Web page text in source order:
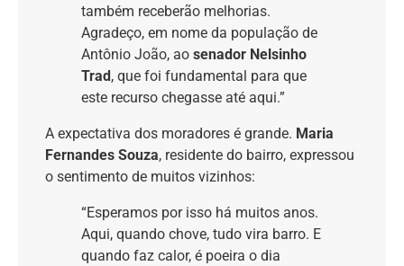
também receberão melhorias.
Agradeço, em nome da população de
Antônio João, ao senador Nelsinho
Trad , que foi fundamental para que
este recurso chegasse até aqui.”
A expectativa dos moradores é grande. Maria
Fernandes Souza, residente do bairro, expressou
o sentimento de muitos vizinhos:
“Esperamos por isso há muitos anos.
Aqui, quando chove, tudo vira barro. E
quando faz calor, é poeira o dia